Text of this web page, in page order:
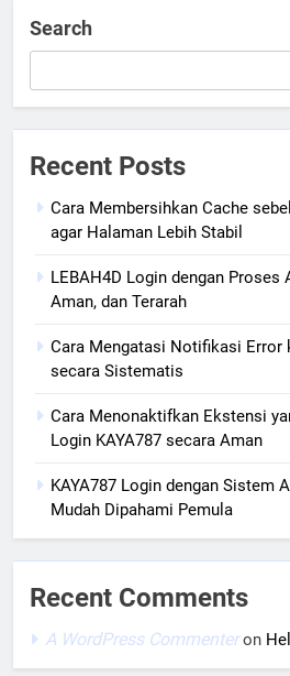
Search
Recent Posts
Cara Membersihkan Cache
agar Halaman Lebih Stabil
LEBAH4D Login dengan Proses
Aman, dan Terarah
Cara Mengatasi Notifikasi Error
secara Sistematis
Cara Menonaktifkan Ekstensi
Login KAYA787 secara Aman
KAYA787 Login dengan Sistem
Mudah Dipahami Pemula
Recent Comments
A WordPress Commenteron